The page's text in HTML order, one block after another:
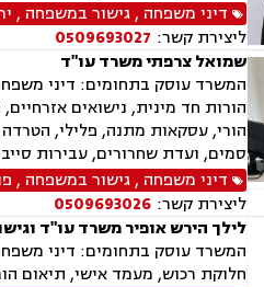
דיני משפחה ,גישור במשפחה ,
ליצירת קשר: 0509693027
שמואל צרפתי משרד עו"ד
המשרד עוסק בתחומים: דיני
הורות חד מינית, נישואים
הורי, עסקאות מתנה, פלילי, הטרדה
סמים, ועדת שחרורים, עבירות
דיני משפחה ,גישור במשפחה ,
ליצירת קשר: 0509693026
לילך הירש אופיר משרד עו"ד
המשרד עוסק בתחומים: דיני
חלוקת רכוש, מעמד אישי, תיאום